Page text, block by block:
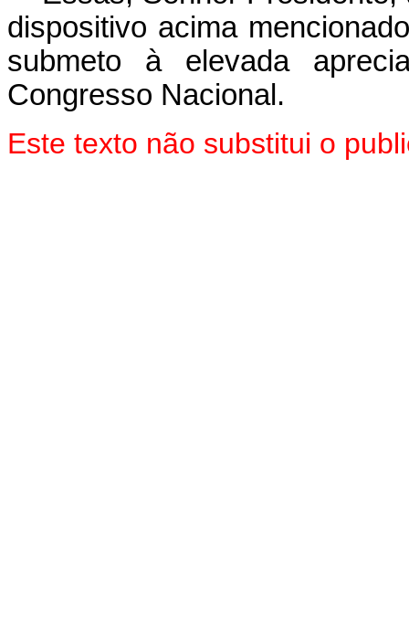
dispositivo acima
submeto à elevada
Congresso Nacional.
Este texto não substitui o